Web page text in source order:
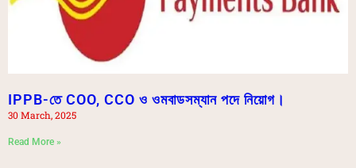
IPPB-তে COO, CCO ও ওমবাডসম্যান পদে নিয়োগ।
30 March, 2025
Read More »